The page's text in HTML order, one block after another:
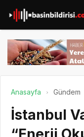
Anasayfa Gündem
İstanbul